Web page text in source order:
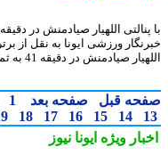
ورزشی ایونا به نقل از
صیادمنش در دقیقه 41 به ثمر رسید.
قبل صفحه بعد 1
2
14
15
16
17
18
19
ویژهایونا نیوز